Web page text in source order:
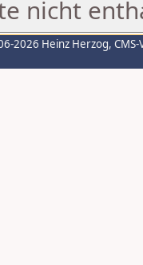
nicht
2026 Heinz Herzog,